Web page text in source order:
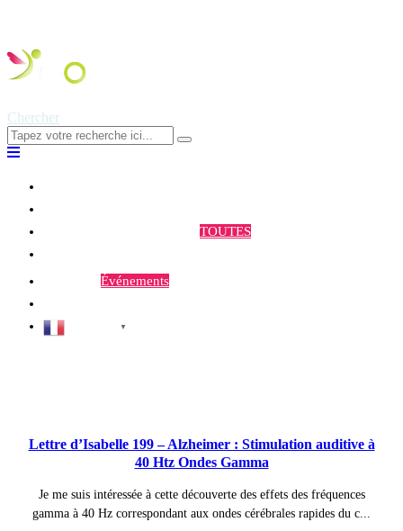
Chercher
TOUTES
Événements
▼
Lettre d’Isabelle 199 – Alzheimer : Stimulation auditive à
40 Htz Ondes Gamma
Je me suis intéressée à cette découverte des effets des fréquences
gamma à 40 Hz correspondant aux ondes cérébrales rapides du c...